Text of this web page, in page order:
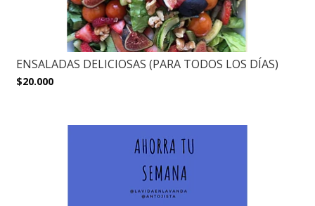
ENSALADAS DELICIOSAS (PARA TODOS LOS DÍAS)
$20.000